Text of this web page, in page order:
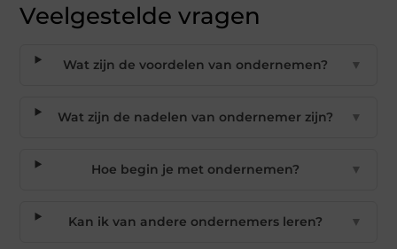
Veelgestelde vragen
Wat zijn de voordelen van ondernemen? ▼
Wat zijn de nadelen van ondernemer zijn? ▼
Hoe begin je met ondernemen? ▼
Kan ik van andere ondernemers leren? ▼